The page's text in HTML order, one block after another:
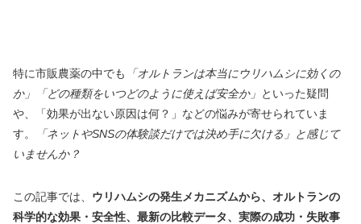
特に市販農薬の中でも
「オルトランは本当にウリハムシに効くの
か」「どの種類をいつどのように使えば安全か」 といった疑問
や、「効果が出ない原因は何？」などの悩みが寄せられていま
す。
「ネットやSNSの体験談だけでは決め手に欠ける」と感じて
いませんか？
この記事では、 ウリハムシの発生メカニズムから、オルトランの
科学的な効果・安全性、最新の比較データ、実際の成功・失敗事